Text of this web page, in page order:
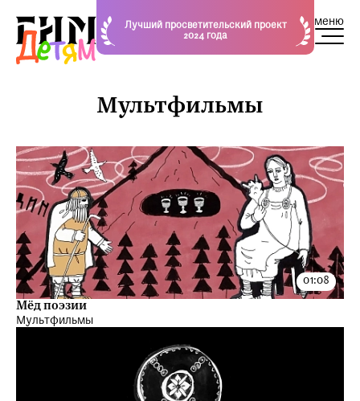
Лучший просветительский проект
2024 года
меню
Мультфильмы
Мёд поэзии
Мультфильмы